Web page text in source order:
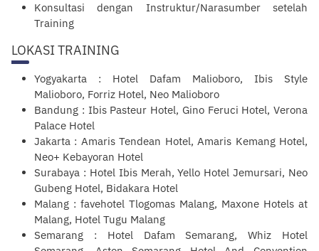
Konsultasi dengan Instruktur/Narasumber setelah
Training
LOKASI TRAINING
Yogyakarta : Hotel Dafam Malioboro, Ibis Style
Malioboro, Forriz Hotel, Neo Malioboro
Bandung : Ibis Pasteur Hotel, Gino Feruci Hotel, Verona
Palace Hotel
Jakarta : Amaris Tendean Hotel, Amaris Kemang Hotel,
Neo+ Kebayoran Hotel
Surabaya : Hotel Ibis Merah, Yello Hotel Jemursari, Neo
Gubeng Hotel, Bidakara Hotel
Malang : favehotel Tlogomas Malang, Maxone Hotels at
Malang, Hotel Tugu Malang
Semarang : Hotel Dafam Semarang, Whiz Hotel